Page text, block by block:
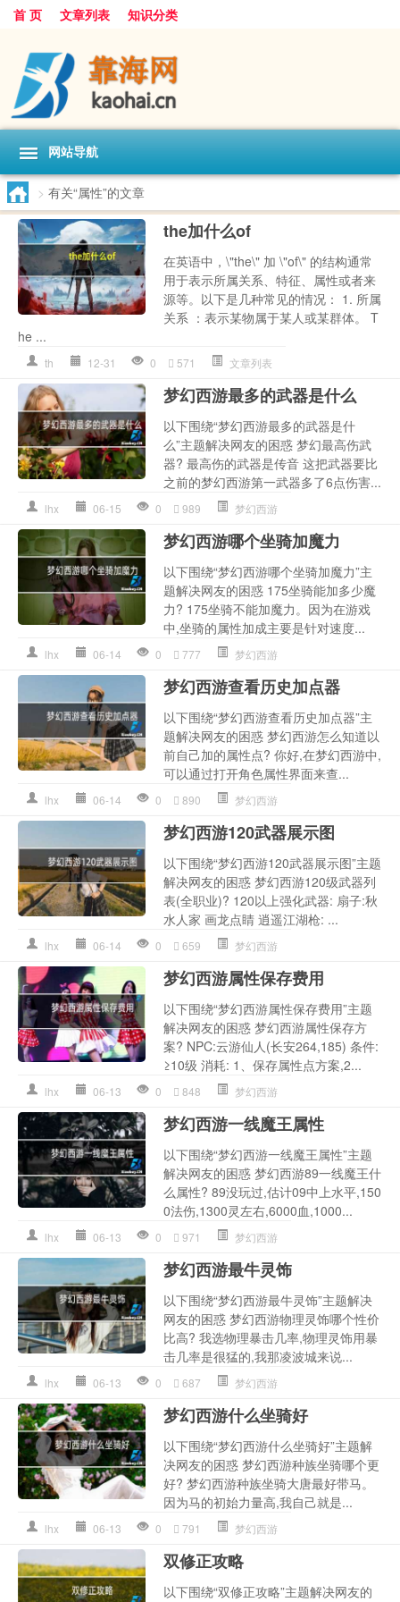
首 页 文章列表 知识分类
网站导航
> 有关“属性”的文章
the加什么of
在英语中，\"the\" 加 \"of\" 的结构通常
用于表示所属关系、特征、属性或者来
源等。以下是几种常见的情况： 1. 所属
关系 ：表示某物属于某人或某群体。 T
he ...
th 12-31 0 571 文章列表
梦幻西游最多的武器是什么
以下围绕“梦幻西游最多的武器是什
么”主题解决网友的困惑 梦幻最高伤武
器? 最高伤的武器是传音 这把武器要比
之前的梦幻西游第一武器多了6点伤害...
lhx 06-15 0 989 梦幻西游
梦幻西游哪个坐骑加魔力
以下围绕“梦幻西游哪个坐骑加魔力”主
题解决网友的困惑 175坐骑能加多少魔
力? 175坐骑不能加魔力。因为在游戏
中,坐骑的属性加成主要是针对速度...
lhx 06-14 0 777 梦幻西游
梦幻西游查看历史加点器
以下围绕“梦幻西游查看历史加点器”主
题解决网友的困惑 梦幻西游怎么知道以
前自己加的属性点? 你好,在梦幻西游中,
可以通过打开角色属性界面来查...
lhx 06-14 0 890 梦幻西游
梦幻西游120武器展示图
以下围绕“梦幻西游120武器展示图”主题
解决网友的困惑 梦幻西游120级武器列
表(全职业)? 120以上强化武器: 扇子:秋
水人家 画龙点睛 逍遥江湖枪: ...
lhx 06-14 0 659 梦幻西游
梦幻西游属性保存费用
以下围绕“梦幻西游属性保存费用”主题
解决网友的困惑 梦幻西游属性保存方
案? NPC:云游仙人(长安264,185) 条件:
≥10级 消耗: 1、保存属性点方案,2...
lhx 06-13 0 848 梦幻西游
梦幻西游一线魔王属性
以下围绕“梦幻西游一线魔王属性”主题
解决网友的困惑 梦幻西游89一线魔王什
么属性? 89没玩过,估计09中上水平,150
0法伤,1300灵左右,6000血,1000...
lhx 06-13 0 971 梦幻西游
梦幻西游最牛灵饰
以下围绕“梦幻西游最牛灵饰”主题解决
网友的困惑 梦幻西游物理灵饰哪个性价
比高? 我选物理暴击几率,物理灵饰用暴
击几率是很猛的,我那凌波城来说...
lhx 06-13 0 687 梦幻西游
梦幻西游什么坐骑好
以下围绕“梦幻西游什么坐骑好”主题解
决网友的困惑 梦幻西游种族坐骑哪个更
好? 梦幻西游种族坐骑大唐最好带马。
因为马的初始力量高,我自己就是...
lhx 06-13 0 791 梦幻西游
双修正攻略
以下围绕“双修正攻略”主题解决网友的